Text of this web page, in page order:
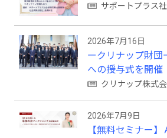
2026年9月開講
サポートプラス
2026年7月16日
ークリナップ財団ー 2026年度奨
への授与式を開催
クリナップ株式
2026年7月9日
【無料セミナー